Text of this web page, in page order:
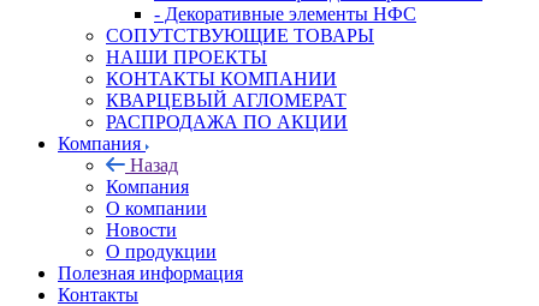
- Декоративные элементы НФС
СОПУТСТВУЮЩИЕ ТОВАРЫ
НАШИ ПРОЕКТЫ
КОНТАКТЫ КОМПАНИИ
КВАРЦЕВЫЙ АГЛОМЕРАТ
РАСПРОДАЖА ПО АКЦИИ
Компания
Назад
Компания
О компании
Новости
О продукции
Полезная информация
Контакты